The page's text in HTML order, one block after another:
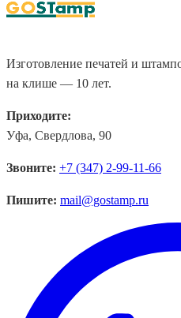
Изготовление печатей и
на клише — 10 лет.
Приходите:
Уфа, Свердлова, 90
Звоните: +7 (347) 2-99-11-66
Пишите: mail@gostamp.ru